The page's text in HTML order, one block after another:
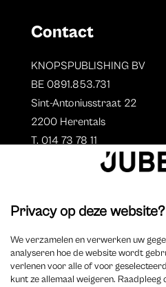
Contact
KNOPSPUBLISHING BV
BE 0891.853.731
Sint-Antoniusstraat 22
2200 Herentals
T. 014 73 78 11
Aperçu des auteurs
Devenir auteur ?